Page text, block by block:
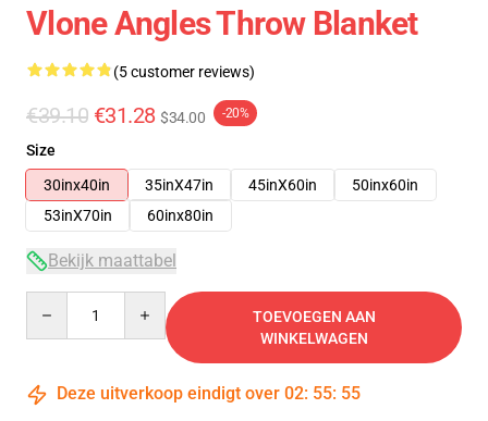
Vlone Angles Throw Blanket
(5 customer reviews)
€39.10 €31.28 $34.00 -20%
Size
30inx40in
35inX47in 45inX60in
50inx60in
53inX70in
60inx80in
Bekijk maattabel
TOEVOEGEN AAN
WINKELWAGEN
Deze uitverkoop eindigt over 02: 55: 54